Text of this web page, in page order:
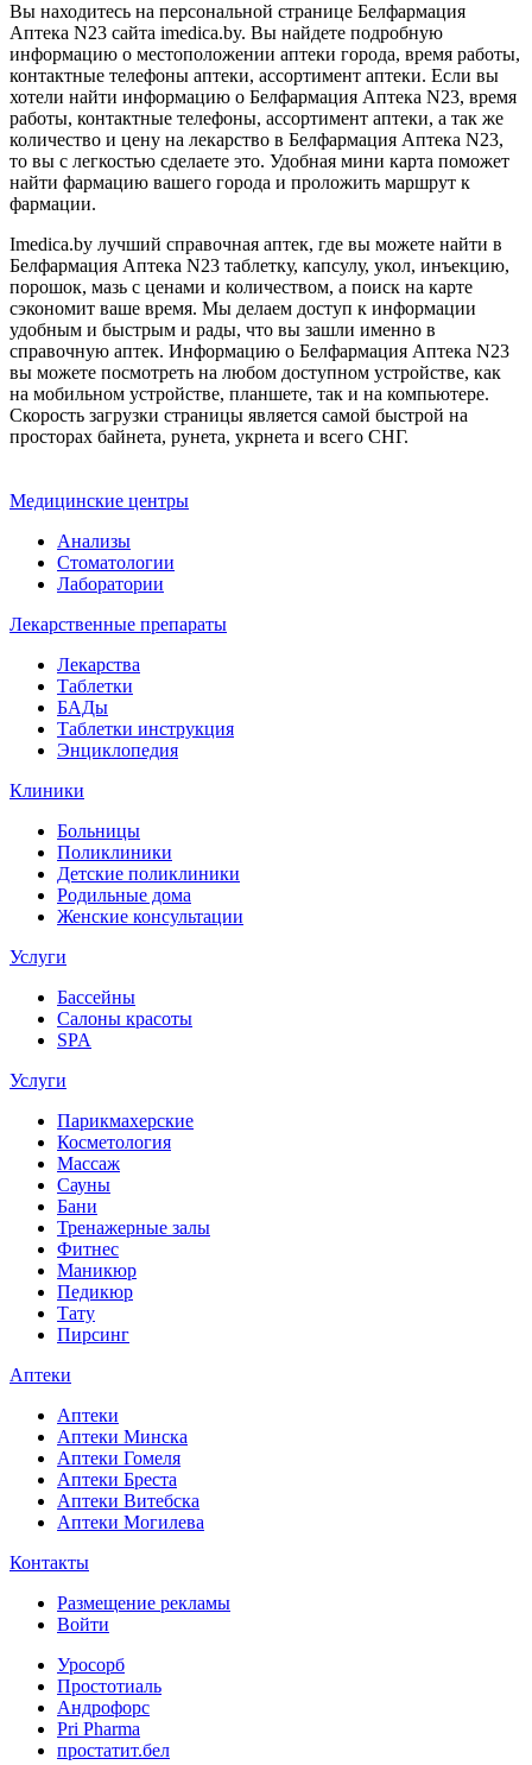
Вы находитесь на персональной странице Белфармация
Аптека N23 сайта imedica.by. Вы найдете подробную
информацию о местоположении аптеки города, время работы,
контактные телефоны аптеки, ассортимент аптеки. Если вы
хотели найти информацию о Белфармация Аптека N23, время
работы, контактные телефоны, ассортимент аптеки, а так же
количество и цену на лекарство в Белфармация Аптека N23,
то вы с легкостью сделаете это. Удобная мини карта поможет
найти фармацию вашего города и проложить маршрут к
фармации.
Imedica.by лучший справочная аптек, где вы можете найти в
Белфармация Аптека N23 таблетку, капсулу, укол, инъекцию,
порошок, мазь с ценами и количеством, а поиск на карте
сэкономит ваше время. Мы делаем доступ к информации
удобным и быстрым и рады, что вы зашли именно в
справочную аптек. Информацию о Белфармация Аптека N23
вы можете посмотреть на любом доступном устройстве, как
на мобильном устройстве, планшете, так и на компьютере.
Скорость загрузки страницы является самой быстрой на
просторах байнета, рунета, укрнета и всего СНГ.
Медицинские центры
Анализы
Стоматологии
Лаборатории
Лекарственные препараты
Лекарства
Таблетки
БАДы
Таблетки инструкция
Энциклопедия
Клиники
Больницы
Поликлиники
Детские поликлиники
Родильные дома
Женские консультации
Услуги
Бассейны
Салоны красоты
SPA
Услуги
Парикмахерские
Косметология
Массаж
Сауны
Бани
Тренажерные залы
Фитнес
Маникюр
Педикюр
Тату
Пирсинг
Аптеки
Аптеки
Аптеки Минска
Аптеки Гомеля
Аптеки Бреста
Аптеки Витебска
Аптеки Могилева
Контакты
Размещение рекламы
Войти
Уросорб
Простотиаль
Андрофорс
Pri Pharma
простатит.бел